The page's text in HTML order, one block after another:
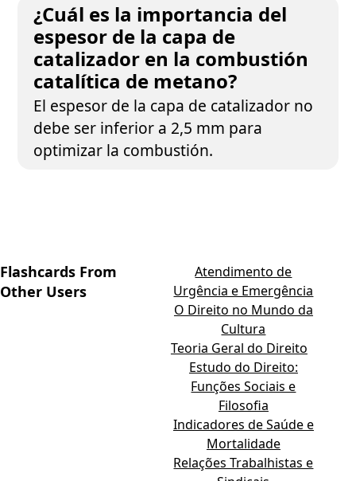
¿Cuál es la importancia del
espesor de la capa de
catalizador en la combustión
catalítica de metano?
El espesor de la capa de catalizador no
debe ser inferior a 2,5 mm para
optimizar la combustión.
Flashcards From
Other Users
Atendimento de
Urgência e Emergência
O Direito no Mundo da
Cultura
Teoria Geral do Direito
Estudo do Direito:
Funções Sociais e
Filosofia
Indicadores de Saúde e
Mortalidade
Relações Trabalhistas e